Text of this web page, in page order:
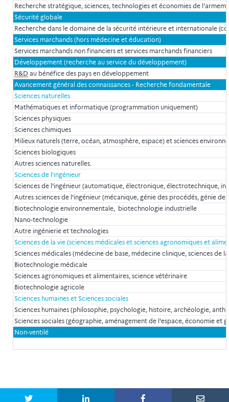
Recherche stratégique, sciences, technologies et économies de
Sécurité globale
Recherche dans le domaine de la sécurité intérieure et internationale
Services marchands (hors médecine et éducation)
Services marchands non financiers et services marchands financiers
Développement (recherche au service du développement)
R&D au bénéfice des pays en développement
Avancement général des connaissances - Recherche fondamentale
Sciences naturelles
Mathématiques et informatique (programmation uniquement)
Sciences physiques
Sciences chimiques
Milieux naturels (terre, océan, atmosphère, espace) et sciences
Sciences biologiques
Autres sciences naturelles.
Sciences de l'ingénieur
Sciences de l'ingénieur (automatique, électronique, électrotechnique,
Autres sciences de l'ingénieur (mécanique, génie des procédés, génie
Biotechnologie environnementale, biotechnologie industrielle
Nano-technologie
Autre ingénierie et technologies
Sciences de la vie (sciences médicales et sciences agronomiques et
Sciences médicales (médecine de base, médecine clinique, sciences de
Biotechnologie médicale
Sciences agronomiques et alimentaires, science vétérinaire
Biotechnologie agricole
Sciences humaines et Sciences sociales
Sciences humaines (philosophie, psychologie, histoire, archéologie,
Sciences sociales (géographie, aménagement de l'espace, économie
Non-ventilé